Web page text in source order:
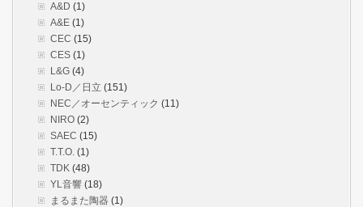
A&D (1)
A&E (1)
CEC (15)
CES (1)
L&G (4)
Lo-D／日立 (151)
NEC／オーセンティック (11)
NIRO (2)
SAEC (15)
T.T.O. (1)
TDK (48)
YL音響 (18)
まるまた陶器 (1)